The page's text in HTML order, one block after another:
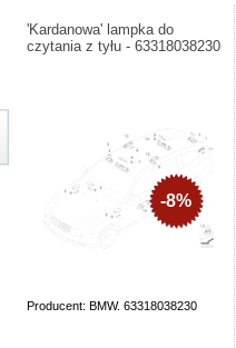
'Kardanowa' lampka do
czytania z tyłu - 63318038230
Producent: BMW. 63318038230
-8%